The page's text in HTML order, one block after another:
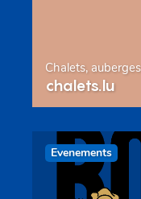
Chalets,
chalets.lu
Evenements